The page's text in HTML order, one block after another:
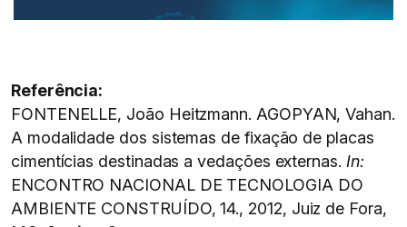
Referência:
FONTENELLE, João Heitzmann. AGOPYAN, Vahan.
A modalidade dos sistemas de fixação de placas
cimentícias destinadas a vedações externas. In:
ENCONTRO NACIONAL DE TECNOLOGIA DO
AMBIENTE CONSTRUÍDO, 14., 2012, Juiz de Fora,